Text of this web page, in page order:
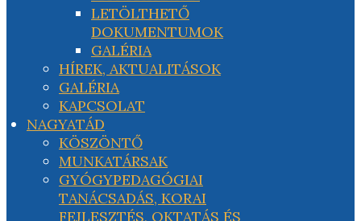
LETÖLTHETŐ
DOKUMENTUMOK
GALÉRIA
HÍREK, AKTUALITÁSOK
GALÉRIA
KAPCSOLAT
NAGYATÁD
KÖSZÖNTŐ
MUNKATÁRSAK
GYÓGYPEDAGÓGIAI
TANÁCSADÁS, KORAI
FEJLESZTÉS, OKTATÁS ÉS